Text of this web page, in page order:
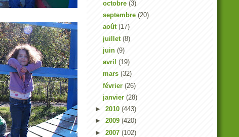
octobre (3)
septembre (20)
août (17)
juillet (8)
juin (9)
avril (19)
mars (32)
février (26)
janvier (28)
► 2010 (443)
► 2009 (420)
► 2007 (102)